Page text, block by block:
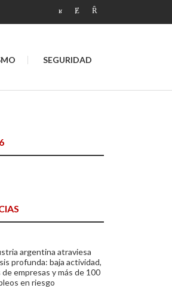
SEGURIDAD
argentina atraviesa
profunda: baja actividad,
empresas y más de 100
en riesgo